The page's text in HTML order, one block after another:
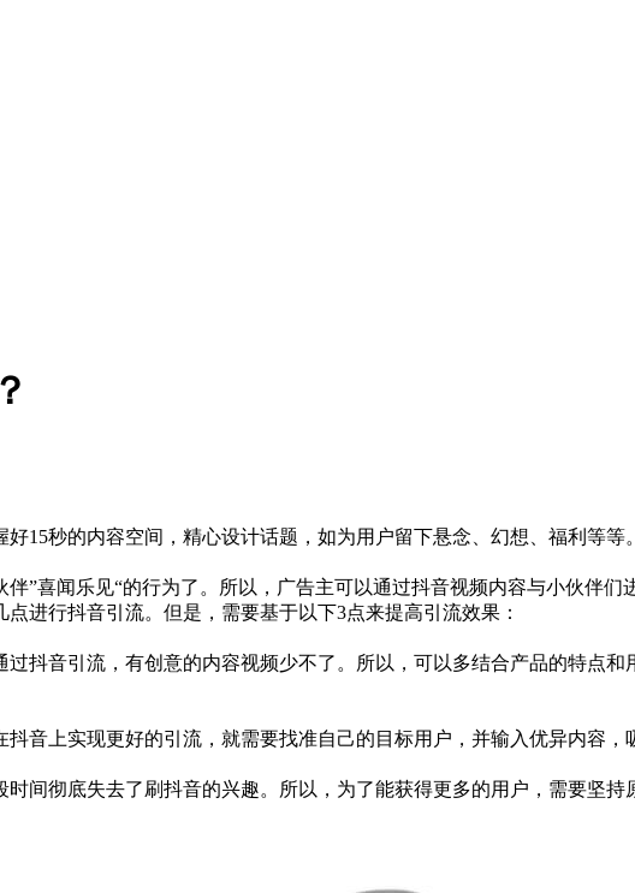
15秒的内容空间，精心设计话题，如为用户留下悬念、幻想、福利等等。
”喜闻乐见“的行为了。所以，广告主可以通过抖音视频内容与小伙伴们
进行抖音引流。但是，需要基于以下3点来提高引流效果：
抖音引流，有创意的内容视频少不了。所以，可以多结合产品的特点
音上实现更好的引流，就需要找准自己的目标用户，并输入优异内容，
间彻底失去了刷抖音的兴趣。所以，为了能获得更多的用户，需要坚持